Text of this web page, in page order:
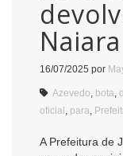
16/07/2025 por
Azevedo bota
oficial para
A Prefeitura de